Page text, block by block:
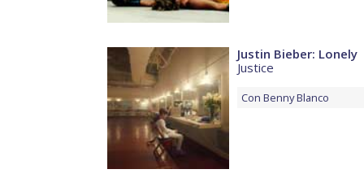
Justin Bieber: Lonely
Justice
Con Benny Blanco